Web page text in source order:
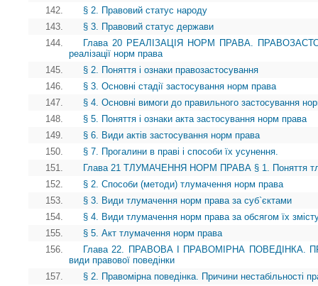
142.
§ 2. Правовий статус народу
143.
§ 3. Правовий статус держави
144.
Глава 20 РЕАЛІЗАЦІЯ НОРМ ПРАВА.
реалізації норм права
145.
§ 2. Поняття і ознаки правозастосування
146.
§ 3. Основні стадії застосування норм права
147.
§ 4. Основні вимоги до правильного застосування
148.
§ 5. Поняття і ознаки акта застосування норм права
149.
§ 6. Види актів застосування норм права
150.
§ 7. Прогалини в праві і способи їх усунення.
151.
Глава 21 ТЛУМАЧЕННЯ НОРМ ПРАВА § 1. Поняття
152.
§ 2. Способи (методи) тлумачення норм права
153.
§ 3. Види тлумачення норм права за суб`єктами
154.
§ 4. Види тлумачення норм права за обсягом їх
155.
§ 5. Акт тлумачення норм права
156.
Глава 22. ПРАВОВА І ПРАВОМІРНА ПОВЕДІНКА.
види правової поведінки
157.
§ 2. Правомірна поведінка. Причини нестабільності